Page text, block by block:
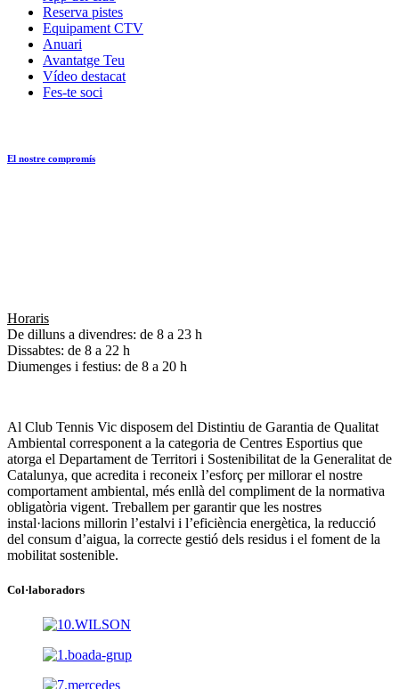
Reserva pistes
Equipament CTV
Anuari
Avantatge Teu
Vídeo destacat
Fes-te soci
El nostre compromís
Horaris
De dilluns a divendres: de 8 a 23 h
Dissabtes: de 8 a 22 h
Diumenges i festius: de 8 a 20 h
Al Club Tennis Vic disposem del Distintiu de Garantia de Qualitat
Ambiental corresponent a la categoria de Centres Esportius que
atorga el Departament de Territori i Sostenibilitat de la Generalitat de
Catalunya, que acredita i reconeix l’esforç per millorar el nostre
comportament ambiental, més enllà del compliment de la normativa
obligatòria vigent. Treballem per garantir que les nostres
instal·lacions millorin l’estalvi i l’eficiència energètica, la reducció
del consum d’aigua, la correcte gestió dels residus i el foment de la
mobilitat sostenible.
Col·laboradors